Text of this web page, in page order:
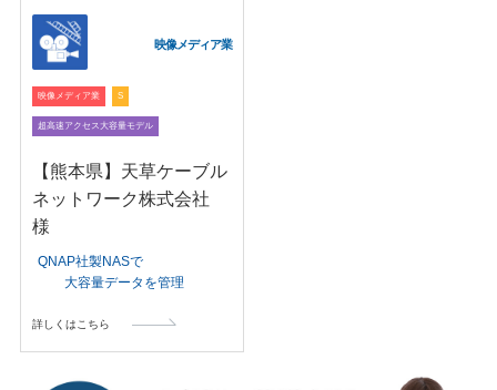
映像メディア業
映像メディア業 S
超高速アクセス大容量モデル
【熊本県】天草ケーブル
ネットワーク株式会社
様
QNAP社製NASで
大容量データを管理
詳しくはこちら